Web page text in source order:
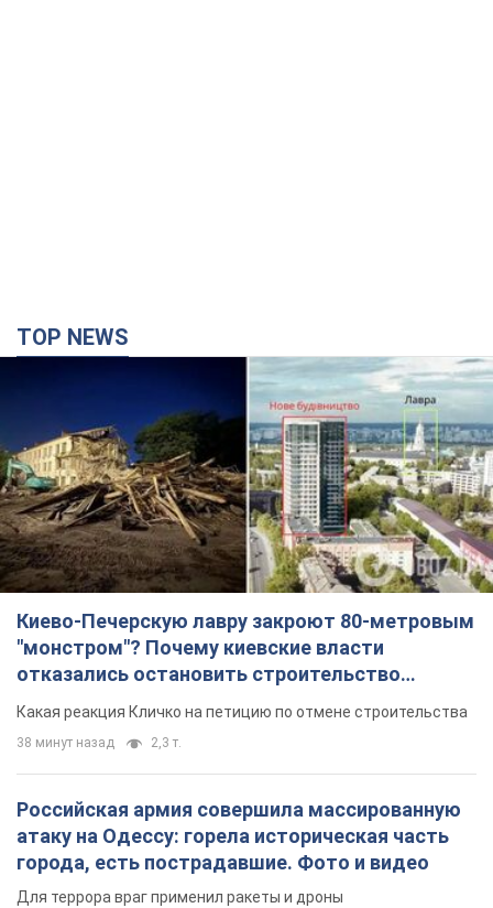
TOP NEWS
Киево-Печерскую лавру закроют 80-метровым
"монстром"? Почему киевские власти
отказались остановить строительство
небоскреба "московского верующего"
Какая реакция Кличко на петицию по отмене строительства
38 минут назад 2,3 т.
Российская армия совершила массированную
атаку на Одессу: горела историческая часть
города, есть пострадавшие. Фото и видео
Для террора враг применил ракеты и дроны